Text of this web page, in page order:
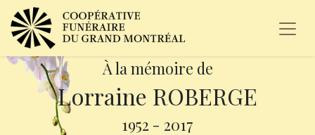
À la mémoire de
Lorraine ROBERGE
1952 - 2017